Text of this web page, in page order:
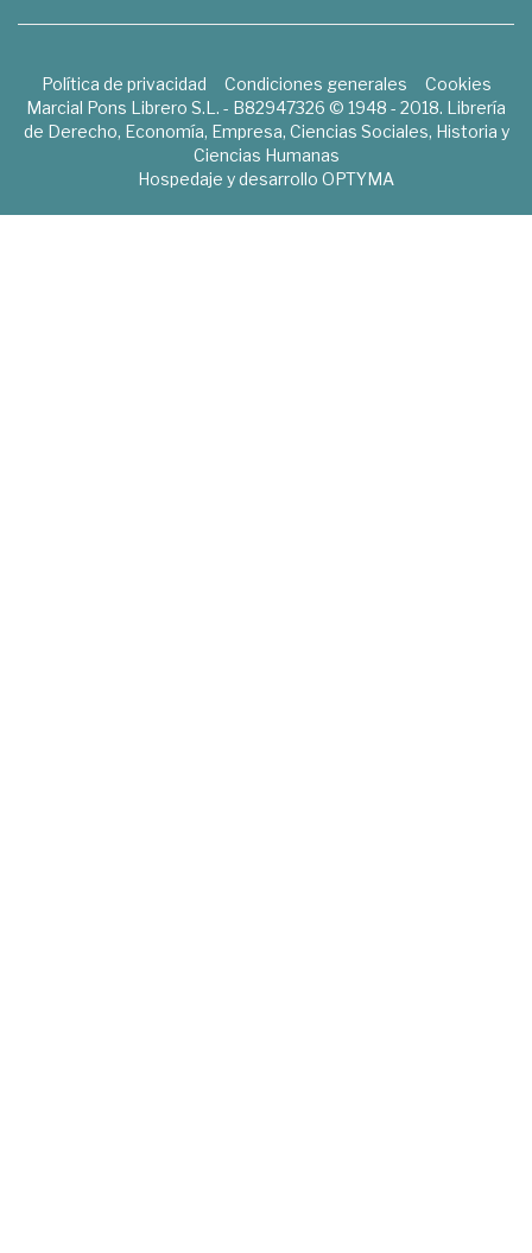
Política de privacidad Condiciones generales
Cookies
Marcial Pons Librero S.L. - B82947326 © 1948 - 2018. Librería
de Derecho, Economía, Empresa, Ciencias Sociales, Historia y
Ciencias Humanas
Hospedaje y desarrollo OPTYMA